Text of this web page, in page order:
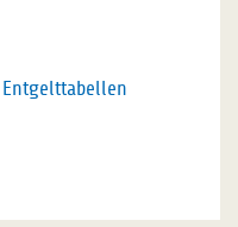
Entgelttabellen